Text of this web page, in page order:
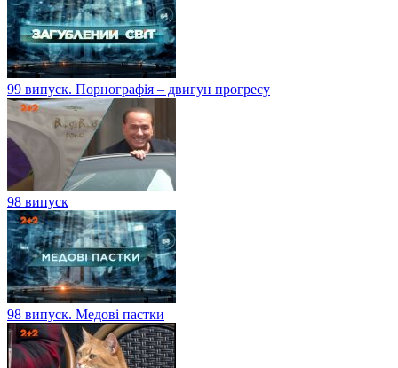
99 випуск. Порнографія – двигун прогресу
98 випуск
98 випуск. Медові пастки